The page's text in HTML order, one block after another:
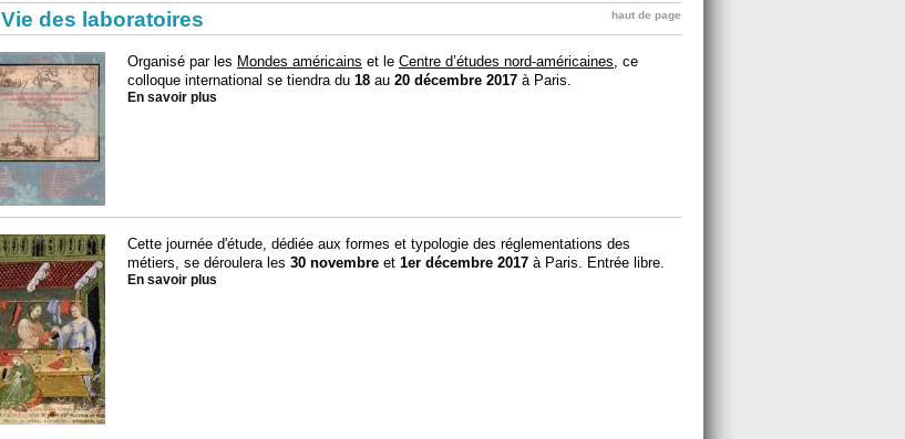
Vie des laboratoires haut de page
Organisé par les Mondes américains et le Centre d’études nord-américaines , ce
colloque international se tiendra du 18 au 20 décembre 2017 à Paris.
En savoir plus
Cette journée d'étude, dédiée aux formes et typologie des réglementations des
métiers, se déroulera les 30 novembre et 1er décembre 2017 à Paris. Entrée libre.
En savoir plus